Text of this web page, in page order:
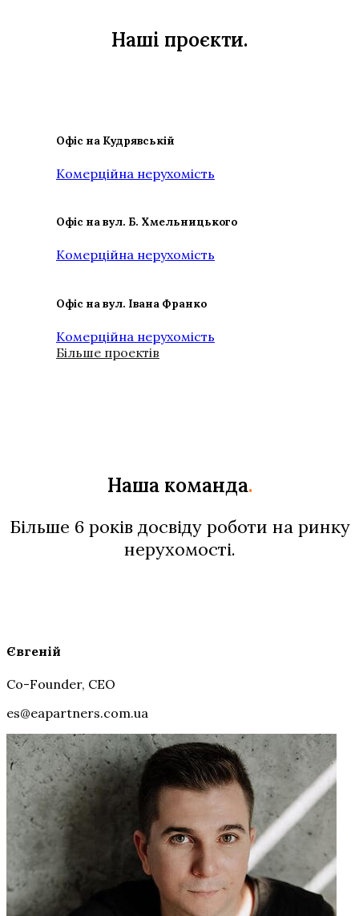
Наші проєкти.
Офіс на Кудрявській
Комерційна нерухомість
Офіс на вул. Б. Хмельницького
Комерційна нерухомість
Офіс на вул. Івана Франко
Комерційна нерухомість
Більше проектів
Наша команда.
Більше 6 років досвіду роботи на ринку
нерухомості.
Євгеній
Co-Founder, CEO
es@eapartners.com.ua